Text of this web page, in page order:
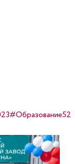
#Образование52